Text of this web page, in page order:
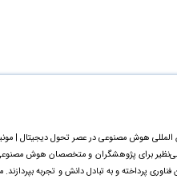
المللی هوش مصنوعی در عصر تحول دیجیتال |
برای پژوهشگران و متخصصان هوش مصنوعی